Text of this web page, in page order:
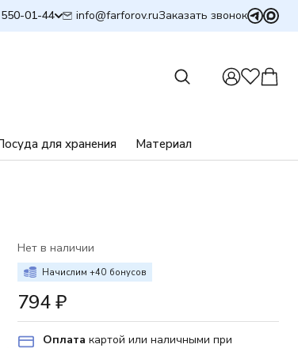
01-44 info@farforov.ruЗаказать звонок
для хранения Материал
Нет в наличии
Начислим +40 бонусов
794₽
Оплата картой или наличными при